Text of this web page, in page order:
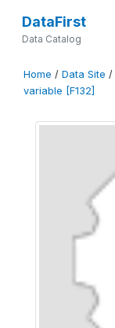
DataFirst
Data Catalog
Home / Data Site /
variable [F132]